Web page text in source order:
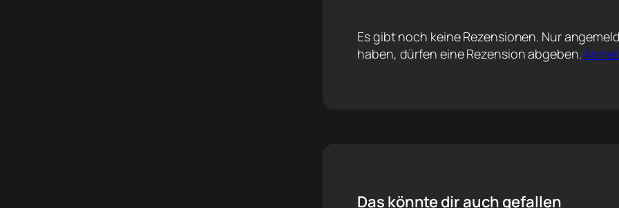
Es gibt noch keine Rezensionen. Nur
haben, dürfen eine Rezension abgeben.
Das könnte dir auch gefallen